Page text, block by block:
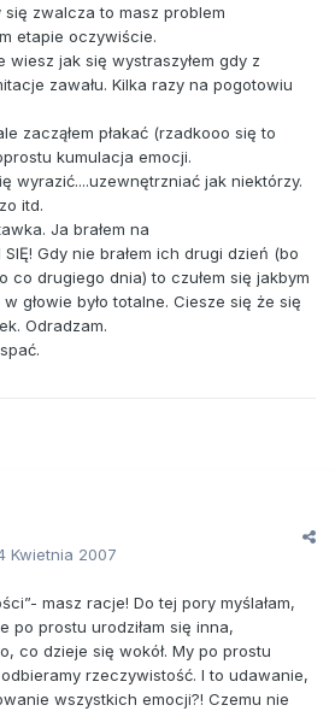
zwalcza to masz problem
etapie oczywiście.
wiesz jak się wystraszyłem gdy z
zawału. Kilka razy na pogotowiu
zacząłem płakać (rzadkooo się to
kumulacja emocji.
wyrazić....uzewnętrzniać jak niektórzy.
itd.
Ja brałem na
SIĘ! Gdy nie brałem ich drugi dzień (bo
co drugiego dnia) to czułem się jakbym
głowie było totalne. Ciesze się że się
Odradzam.
Kwietnia 2007
masz racje! Do tej pory myślałam,
po prostu urodziłam się inna,
co dzieje się wokół. My po prostu
rzeczywistość. I to udawanie,
wszystkich emocji?! Czemu nie